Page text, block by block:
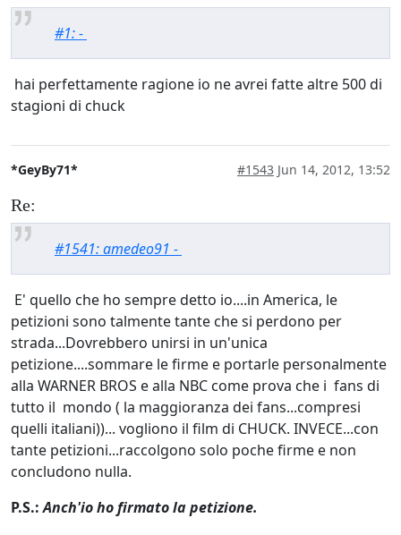
#1: -
hai perfettamente ragione io ne avrei fatte altre 500 di
stagioni di chuck
*GeyBy71* #1543 Jun 14, 2012, 13:52
Re:
#1541: amedeo91 -
E' quello che ho sempre detto io....in America, le
petizioni sono talmente tante che si perdono per
strada...Dovrebbero unirsi in un'unica
petizione....sommare le firme e portarle personalmente
alla WARNER BROS e alla NBC come prova che i fans di
tutto il mondo ( la maggioranza dei fans...compresi
quelli italiani))... vogliono il film di CHUCK. INVECE...con
tante petizioni...raccolgono solo poche firme e non
concludono nulla.
P.S.:Anch'io ho firmato la petizione.